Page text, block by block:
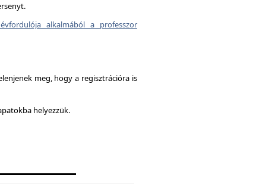
alkalmából a professzor
meg, hogy a regisztrációra is
helyezzük.